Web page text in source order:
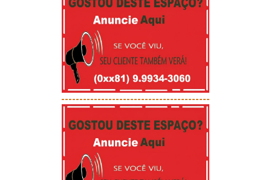
-----------------------------------------